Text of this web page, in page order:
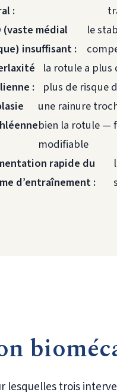
:
(vaste médial
insuffisant :
le
:
la rotule a
plus de risque
une rainure
bien la rotule —
modifiable
rapide du
d’entraînement :
lesquelles trois